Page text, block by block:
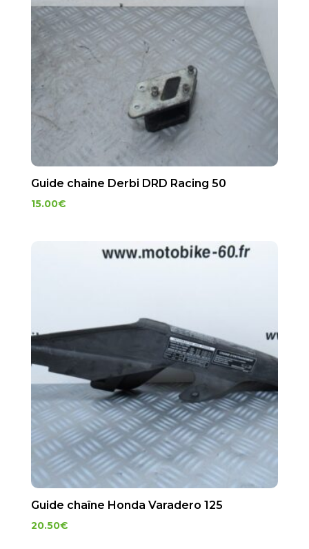
Guide chaine Derbi DRD Racing 50
15.00€
Guide chaîne Honda Varadero 125
20.50€